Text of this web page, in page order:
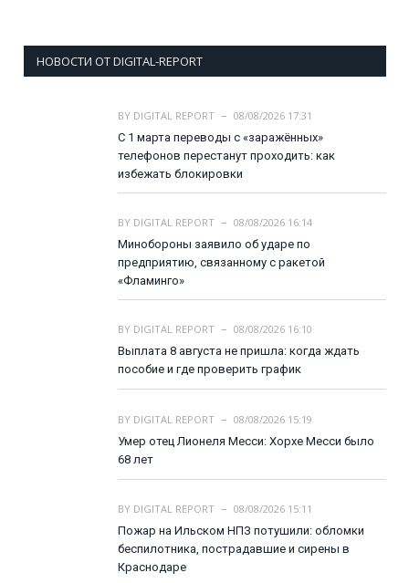
НОВОСТИ ОТ DIGITAL-REPORT
BY DIGITAL REPORT
08/08/2026 17:31
С 1 марта переводы с «заражённых»
телефонов перестанут проходить: как
избежать блокировки
BY DIGITAL REPORT
08/08/2026 16:14
Минобороны заявило об ударе по
предприятию, связанному с ракетой
«Фламинго»
BY DIGITAL REPORT
08/08/2026 16:10
Выплата 8 августа не пришла: когда ждать
пособие и где проверить график
BY DIGITAL REPORT
08/08/2026 15:19
Умер отец Лионеля Месси: Хорхе Месси было
68 лет
BY DIGITAL REPORT
08/08/2026 15:11
Пожар на Ильском НПЗ потушили: обломки
беспилотника, пострадавшие и сирены в
Краснодаре